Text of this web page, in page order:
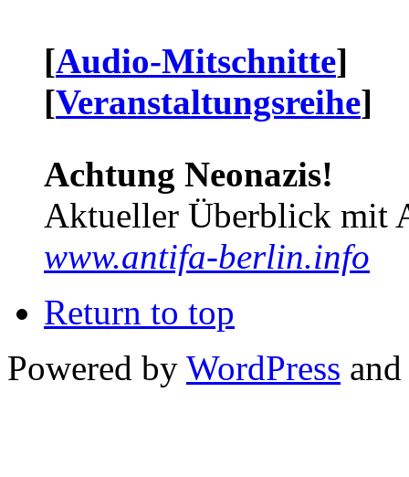
[Audio-Mitschnitte]
[Veranstaltungsreihe]
Achtung Neonazis!
Aktueller Überblick mit
www.antifa-berlin.info
Return to top
Powered by WordPress